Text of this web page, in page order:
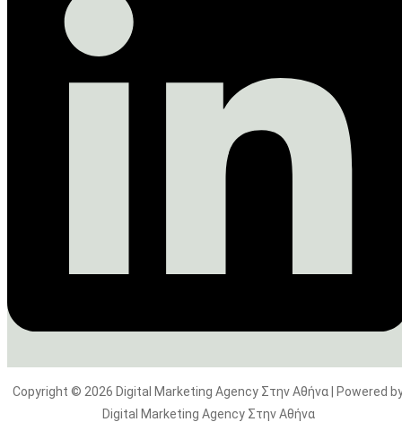
Copyright © 2026 Digital Marketing Agency Στην Αθήνα | Powered
Digital Marketing Agency Στην Αθήνα